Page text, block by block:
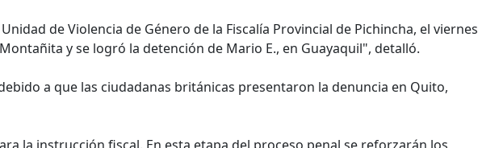
de Violencia de Género de la Fiscalía Provincial de Pichincha, el viernes
y se logró la detención de Mario E., en Guayaquil", detalló.
a que las ciudadanas británicas presentaron la denuncia en Quito,